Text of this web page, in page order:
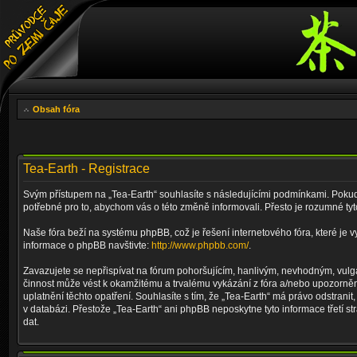
Obsah fóra
Tea-Earth - Registrace
Svým přístupem na „Tea-Earth“ souhlasíte s následujícími podmínkami.
potřebné pro to, abychom vás o této změně informovali. Přesto je rozumné
Naše fóra beží na systému phpBB, což je řešení internetového fóra, které je
informace o phpBB navštivte: http://www.phpbb.com/.
Zavazujete se nepřispívat na fórum pohoršujícím, hanlivým, nevhodným,
činnost může vést k okamžitému a trvalému vykázání z fóra a/nebo
uplatnění těchto opatření. Souhlasíte s tím, že „Tea-Earth“ má právo
v databázi. Přestože „Tea-Earth“ ani phpBB neposkytne tyto informace třetí
dat.